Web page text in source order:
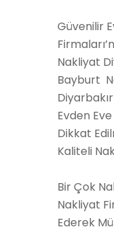
Güvenilir
Nakliyat
Bayburt
Evden
Dikkat
Kaliteli
Bir Çok
Nakliyat
Ederek